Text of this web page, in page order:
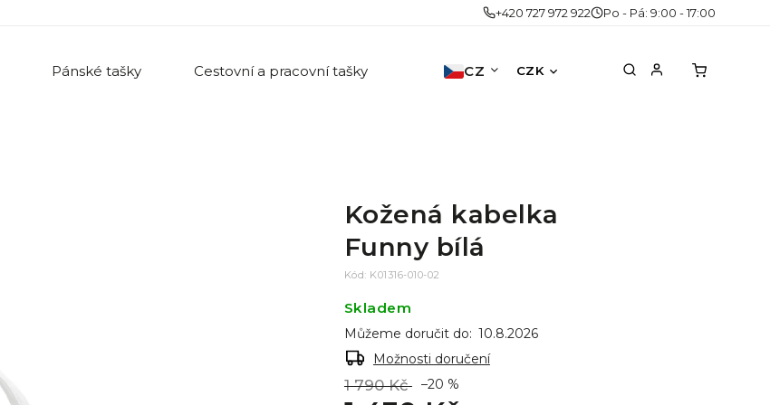
+420 727 972 922 Po - Pá: 9:00 - 17:00
CZ CZK
Pánské tašky Cestovní a pracovní tašky Doplňky Akce Druhá šance
Kožená kabelka
Funny bílá
Kód: K01316-010-02
Skladem
Můžeme doručit do: 10.8.2026
Možnosti doručení
1 790 Kč –20 %